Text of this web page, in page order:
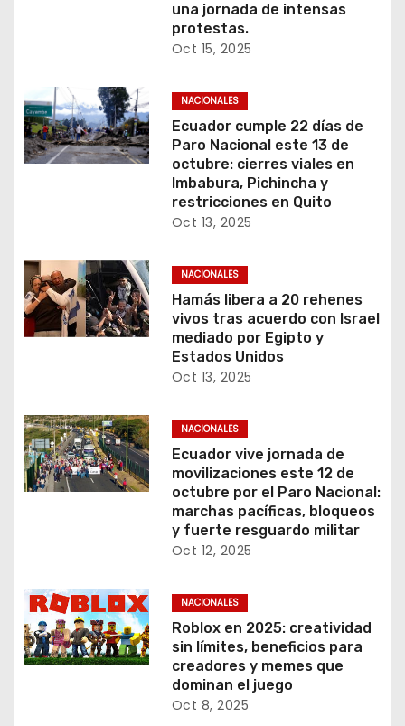
una jornada de intensas
protestas.
Oct 15, 2025
NACIONALES
Ecuador cumple 22 días de
Paro Nacional este 13 de
octubre: cierres viales en
Imbabura, Pichincha y
restricciones en Quito
Oct 13, 2025
NACIONALES
Hamás libera a 20 rehenes
vivos tras acuerdo con Israel
mediado por Egipto y
Estados Unidos
Oct 13, 2025
NACIONALES
Ecuador vive jornada de
movilizaciones este 12 de
octubre por el Paro Nacional:
marchas pacíficas, bloqueos
y fuerte resguardo militar
Oct 12, 2025
NACIONALES
Roblox en 2025: creatividad
sin límites, beneficios para
creadores y memes que
dominan el juego
Oct 8, 2025